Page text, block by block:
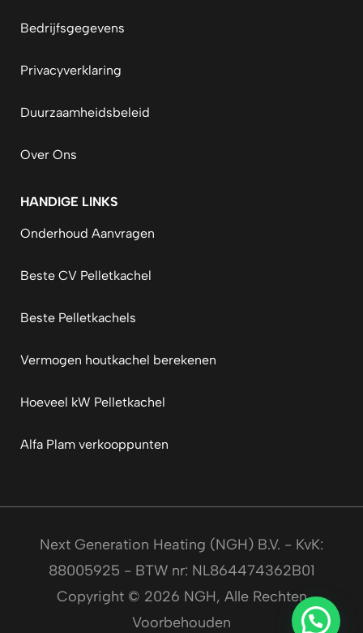
Bedrijfsgegevens
Privacyverklaring
Duurzaamheidsbeleid
Over Ons
HANDIGE LINKS
Onderhoud Aanvragen
Beste CV Pelletkachel
Beste Pelletkachels
Vermogen houtkachel berekenen
Hoeveel kW Pelletkachel
Alfa Plam verkooppunten
Next Generation Heating (NGH) B.V. - KvK:
88005925 - BTW nr: NL864474362B01
Copyright © 2026 NGH, Alle Rechten
Voorbehouden